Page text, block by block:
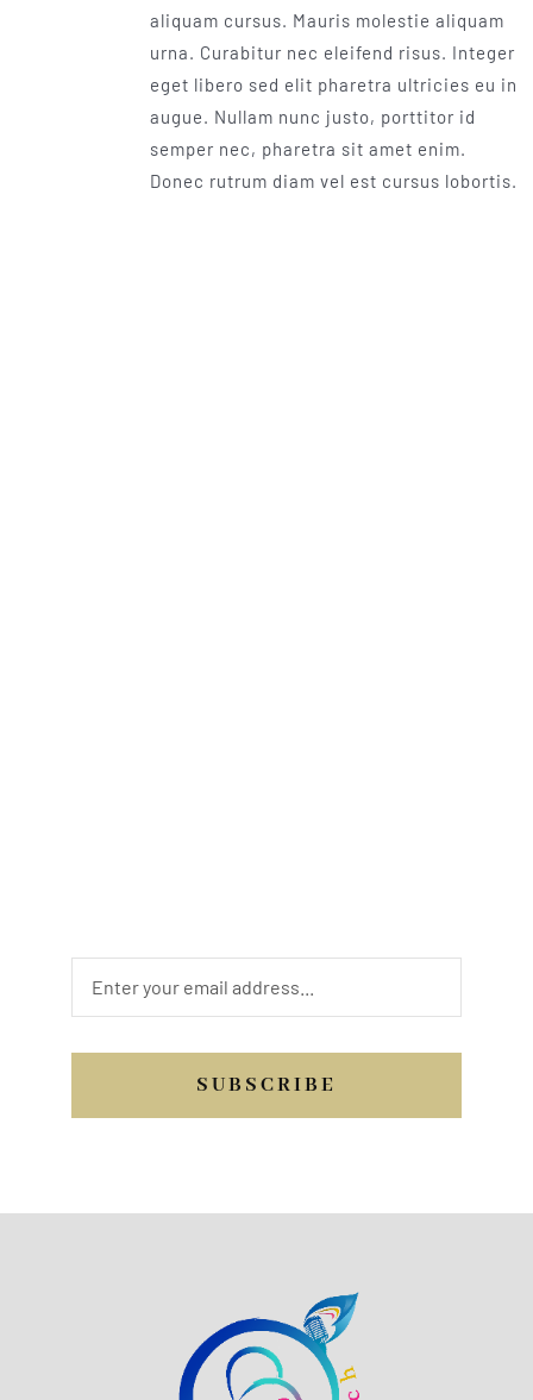
aliquam cursus. Mauris molestie aliquam
urna. Curabitur nec eleifend risus. Integer
eget libero sed elit pharetra ultricies eu in
augue. Nullam nunc justo, porttitor id
semper nec, pharetra sit amet enim.
Donec rutrum diam vel est cursus lobortis.
SUBSCRIBE